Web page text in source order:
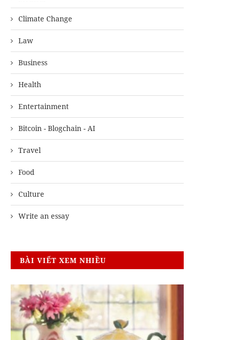
Climate Change
Law
Business
Health
Entertainment
Bitcoin - Blogchain - AI
Travel
Food
Culture
Write an essay
BÀI VIẾT XEM NHIỀU